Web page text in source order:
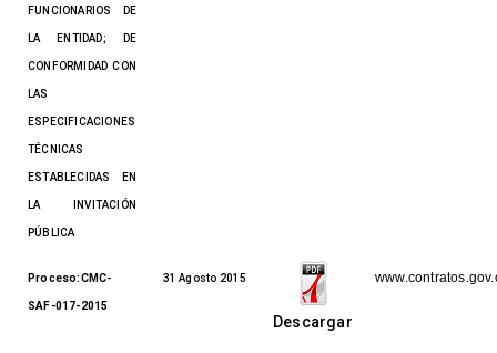
FUNCIONARIOS DE
LA ENTIDAD; DE
CONFORMIDAD CON
LAS
ESPECIFICACIONES
TÉCNICAS
ESTABLECIDAS EN
LA INVITACIÓN
PÚBLICA
Proceso:CMC-
SAF-017-2015
31 Agosto 2015
Descargar